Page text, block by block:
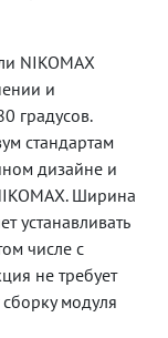
NIKOMAX
и
градусов.
стандартам
дизайне и
Ширина
устанавливать
числе с
не требует
модуля